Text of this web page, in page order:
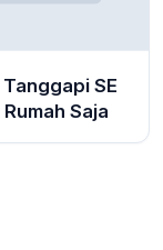
SE
Saja